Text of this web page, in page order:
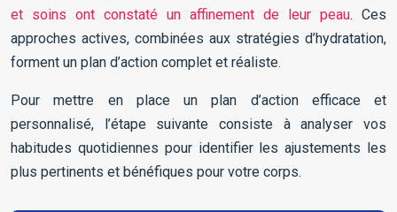
et soins ont constaté un affinement de leur peau. Ces
approches actives, combinées aux stratégies d’hydratation,
forment un plan d’action complet et réaliste.
Pour mettre en place un plan d’action efficace et
personnalisé, l’étape suivante consiste à analyser vos
habitudes quotidiennes pour identifier les ajustements les
plus pertinents et bénéfiques pour votre corps.